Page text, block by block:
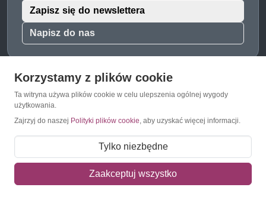
Napisz do nas
Zapisz się do newslettera
O Znaczkopol.pl
O nas
Regulamin
Polityka prywatności
Korzystamy z plików cookie
Ta witryna używa plików cookie w celu ulepszenia ogólnej wygody
użytkowania.
Zajrzyj do naszej Polityki plików cookie, aby uzyskać więcej informacji.
Tylko niezbędne
Zaakceptuj wszystko